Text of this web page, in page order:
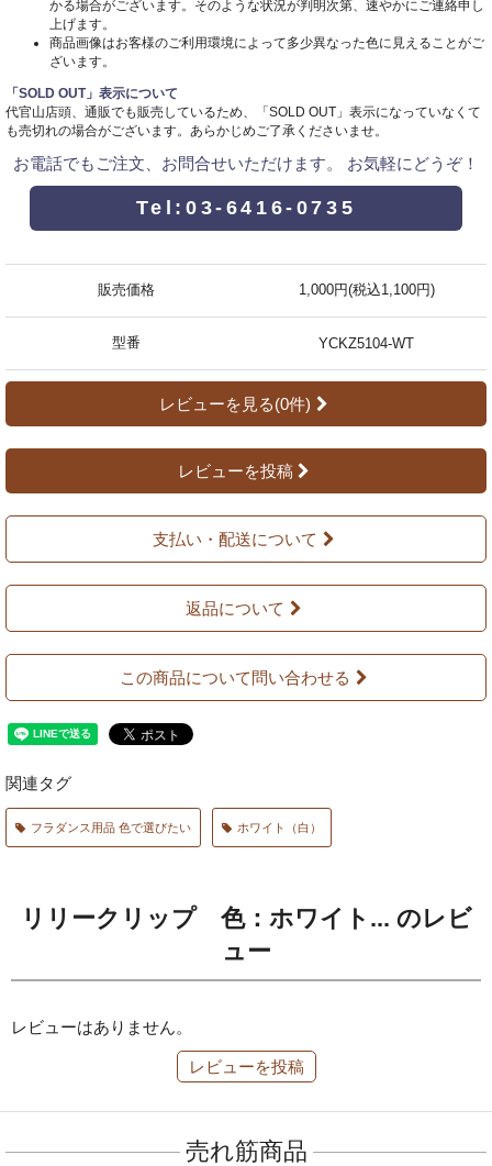
かる場合がございます。そのような状況が判明次第、速やかにご連絡申し
上げます。
商品画像はお客様のご利用環境によって多少異なった色に見えることがご
ざいます。
「SOLD OUT」表示について
代官山店頭、通販でも販売しているため、「SOLD OUT」表示になっていなくて
も売切れの場合がございます。あらかじめご了承くださいませ。
お電話でもご注文、お問合せいただけます。 お気軽にどうぞ！
Tel:03-6416-0735
販売価格 1,000円(税込1,100円)
型番 YCKZ5104-WT
レビューを見る(0件)
レビューを投稿
支払い・配送について
返品について
この商品について問い合わせる
関連タグ
フラダンス用品 色で選びたい ホワイト（白）
リリークリップ 色：ホワイト... のレビ
ュー
レビューはありません。
レビューを投稿
売れ筋商品